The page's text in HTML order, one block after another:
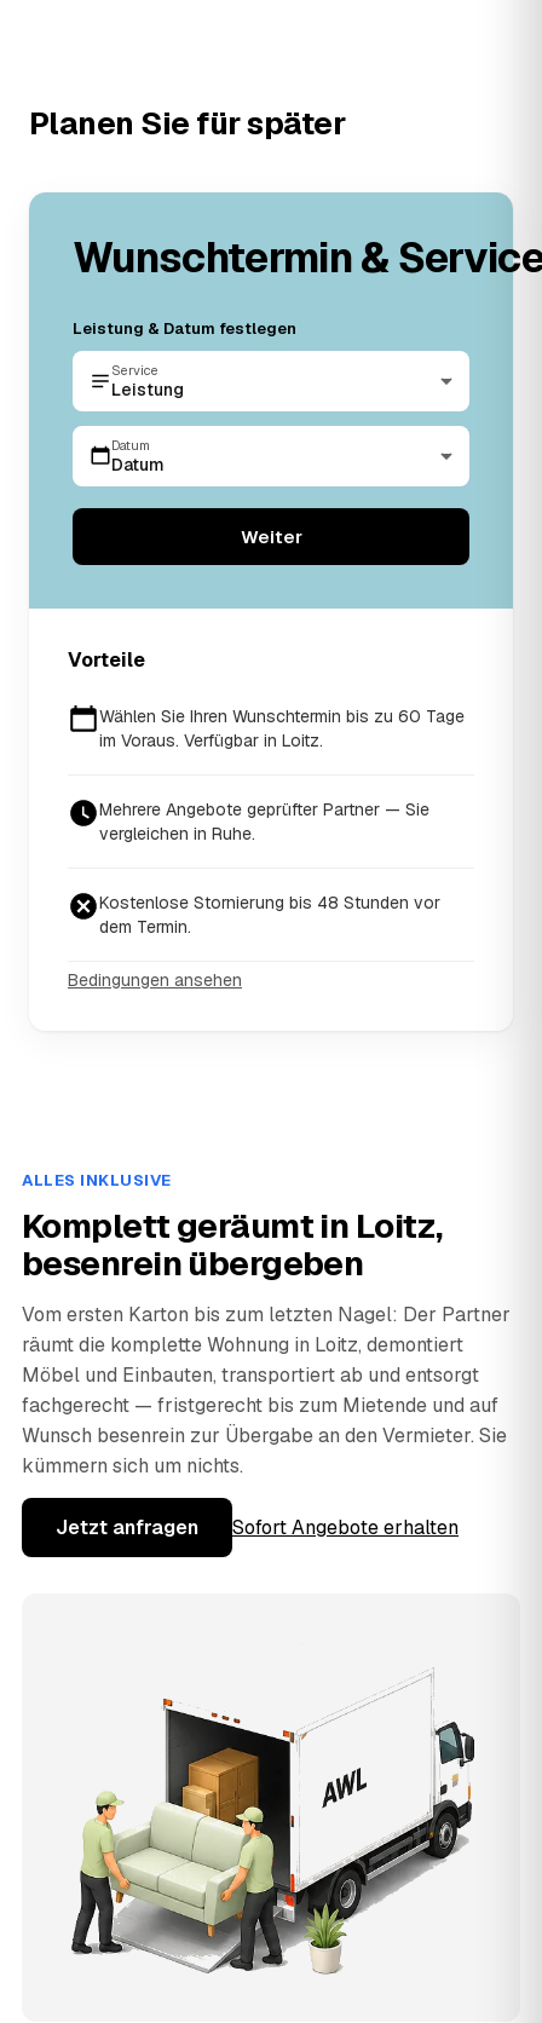
Planen Sie für später
Wunschtermin &
Leistung & Datum festlegen
Service
Leistung
Datum
Datum
Weiter
Vorteile
Wählen Sie Ihren Wunschtermin bis zu 60 Tage
im Voraus. Verfügbar in Loitz.
Mehrere Angebote geprüfter Partner — Sie
vergleichen in Ruhe.
Kostenlose Stornierung bis 48 Stunden vor
dem Termin.
Bedingungen ansehen
ALLES INKLUSIVE
Komplett geräumt in Loitz,
besenrein übergeben
Vom ersten Karton bis zum letzten Nagel: Der Partner
räumt die komplette Wohnung in Loitz, demontiert
Möbel und Einbauten, transportiert ab und entsorgt
fachgerecht — fristgerecht bis zum Mietende und auf
Wunsch besenrein zur Übergabe an den Vermieter. Sie
kümmern sich um nichts.
Jetzt anfragen Sofort Angebote erhalten